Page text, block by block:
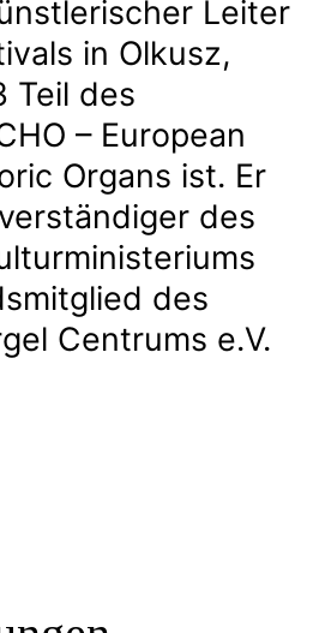
Leiter
in Olkusz,
Teil des
– European
Organs ist. Er
des
des
Centrums e.V.